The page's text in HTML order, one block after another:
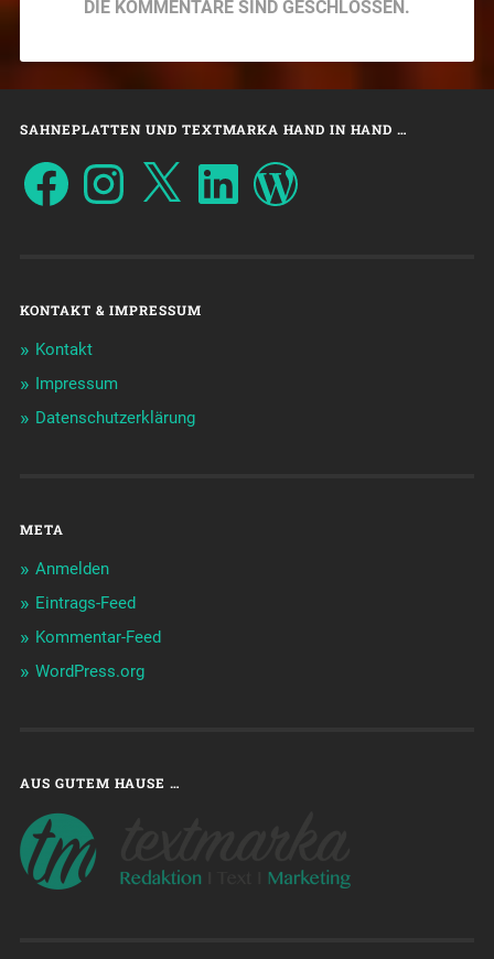
DIE KOMMENTARE SIND GESCHLOSSEN.
SAHNEPLATTEN UND TEXTMARKA HAND IN HAND …
KONTAKT & IMPRESSUM
Kontakt
Impressum
Datenschutzerklärung
META
Anmelden
Eintrags-Feed
Kommentar-Feed
WordPress.org
AUS GUTEM HAUSE …